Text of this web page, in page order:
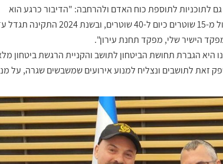
לתוכניות לתוספת כוח האדם ולהרחבה: "הדיבור כרגע הוא
שהולכים להרחיב את הנקודה ב-2023. התקינה אמורה לגדול מ-15 שוטרים כיום ל-40 שוטרים, ובשנת 2024
הישיר שלי, מפקד תחנת עירון".
הגברת תחושת הביטחון לתושב והקניית הרגשת ביטחון
זאת לתושבים ונצליח למנוע אירועים שמשבשים שגרה, על